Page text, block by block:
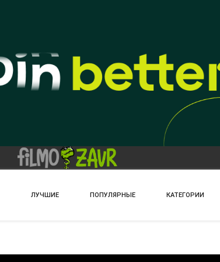
ЛУЧШИЕ ПОПУЛЯРНЫЕ КАТЕГОРИИ